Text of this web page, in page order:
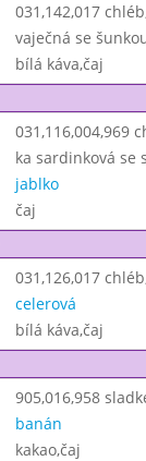
031,142,017
vaječná se
bílá káva,čaj
031,116,004,969
ka sardinková se
jablko
čaj
031,126,017
celerová
bílá káva,čaj
905,016,958
banán
kakao,čaj